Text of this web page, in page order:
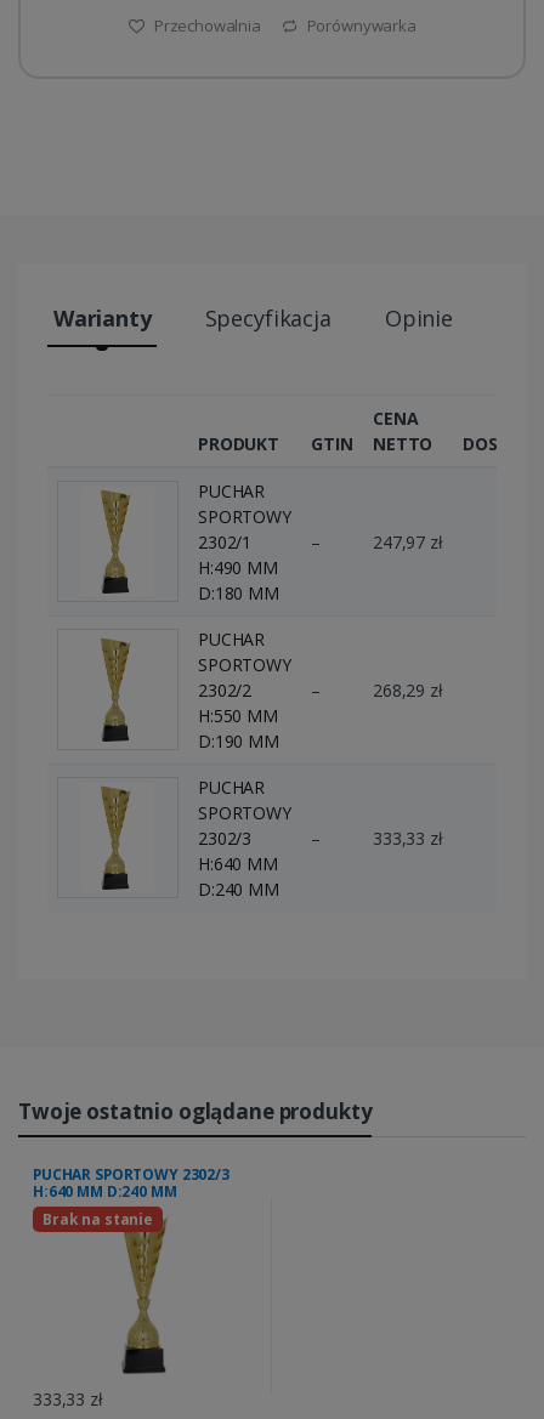
Przechowalnia Porównywarka
Warianty Specyfikacja Opinie
PRODUKT GTIN
CENA
NETTO
PUCHAR
SPORTOWY
2302/1
H:490 MM
D:180 MM
– 247,97 zł
PUCHAR
SPORTOWY
2302/2
H:550 MM
D:190 MM
– 268,29 zł
PUCHAR
SPORTOWY
2302/3
H:640 MM
D:240 MM
– 333,33 zł
Twoje ostatnio oglądane produkty
PUCHAR SPORTOWY 2302/3
H:640 MM D:240 MM
Brak na stanie
333,33 zł